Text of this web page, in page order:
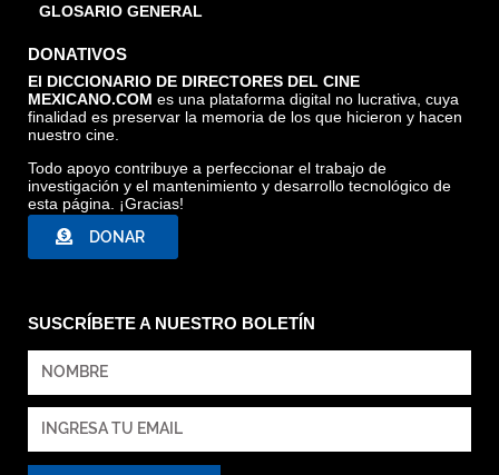
GLOSARIO GENERAL
DONATIVOS
El DICCIONARIO DE DIRECTORES DEL CINE
MEXICANO.COM es una plataforma digital no lucrativa, cuya
finalidad es preservar la memoria de los que hicieron y hacen
nuestro cine.
Todo apoyo contribuye a perfeccionar el trabajo de
investigación y el mantenimiento y desarrollo tecnológico de
esta página. ¡Gracias!
DONAR
SUSCRÍBETE A NUESTRO BOLETÍN